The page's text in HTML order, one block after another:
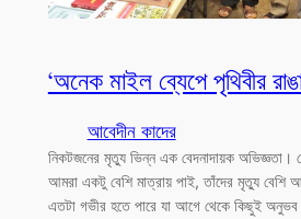
‘অনেক মাইল ব্যেপে পৃথিবীর রাঙা
আবেদীন কাদের
নিকটজনের মৃত্যু ভিন্ন এক বেদনাদায়ক অভিজ্ঞতা।
আমরা একটু বেশি মাত্রায় পাই, তাঁদের মৃত্যু
এতটা গভীর হতে পারে যা আগে থেকে কিছুই